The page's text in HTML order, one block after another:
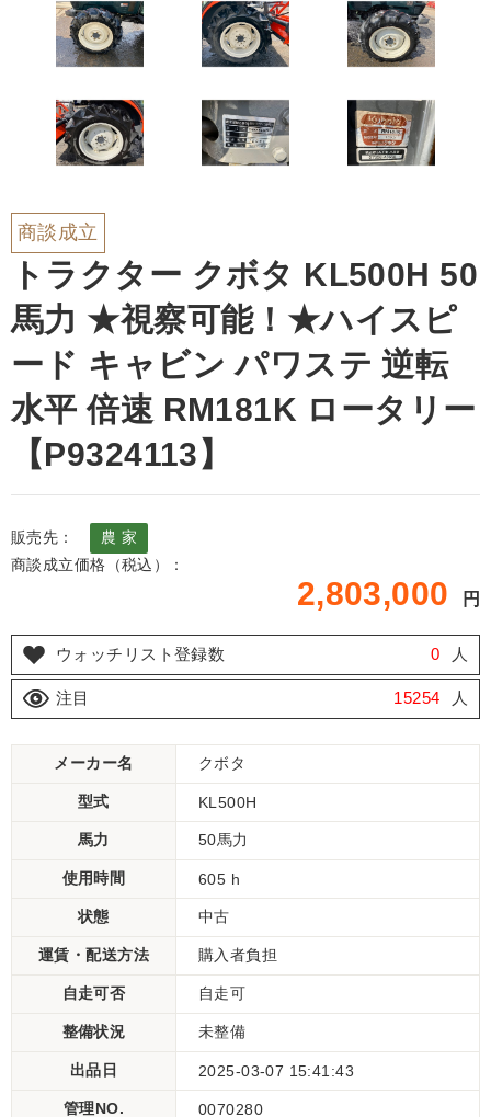
商談成立
トラクター クボタ KL500H 50
馬力 ★視察可能！★ハイスピ
ード キャビン パワステ 逆転
水平 倍速 RM181K ロータリー
【P9324113】
販売先：
農 家
商談成立価格（税込）：
2,803,000 円
ウォッチリスト登録数 0 人
注目 15254 人
メーカー名 クボタ
型式 KL500H
馬力 50馬力
使用時間 605 h
状態 中古
運賃・配送方法 購入者負担
自走可否 自走可
整備状況 未整備
出品日 2025-03-07 15:41:43
管理NO. 0070280